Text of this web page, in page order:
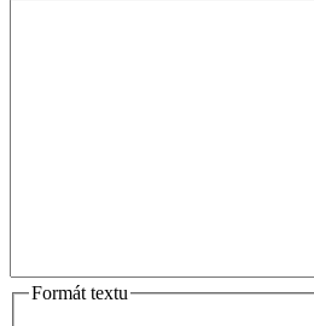
Formát textu